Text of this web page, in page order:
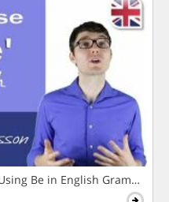
Be in English Grammar